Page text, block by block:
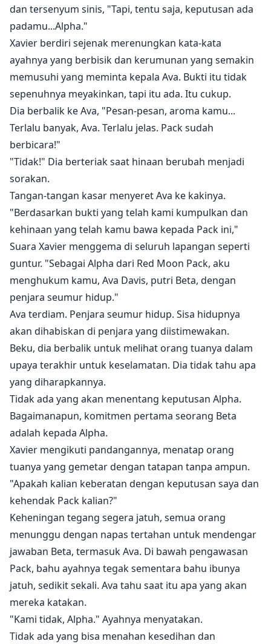
dan tersenyum sinis, "Tapi, tentu saja, keputusan ada
padamu...Alpha."
Xavier berdiri sejenak merenungkan kata-kata
ayahnya yang berbisik dan kerumunan yang semakin
memusuhi yang meminta kepala Ava. Bukti itu tidak
sepenuhnya meyakinkan, tapi itu ada. Itu cukup.
Dia berbalik ke Ava, "Pesan-pesan, aroma kamu...
Terlalu banyak, Ava. Terlalu jelas. Pack sudah
berbicara!"
"Tidak!" Dia berteriak saat hinaan berubah menjadi
sorakan.
Tangan-tangan kasar menyeret Ava ke kakinya.
"Berdasarkan bukti yang telah kami kumpulkan dan
kehinaan yang telah kamu bawa kepada Pack ini,"
Suara Xavier menggema di seluruh lapangan seperti
guntur. "Sebagai Alpha dari Red Moon Pack, aku
menghukum kamu, Ava Davis, putri Beta, dengan
penjara seumur hidup."
Ava terdiam. Penjara seumur hidup. Sisa hidupnya
akan dihabiskan di penjara yang diistimewakan.
Beku, dia berbalik untuk melihat orang tuanya dalam
upaya terakhir untuk keselamatan. Dia tidak tahu apa
yang diharapkannya.
Tidak ada yang akan menentang keputusan Alpha.
Bagaimanapun, komitmen pertama seorang Beta
adalah kepada Alpha.
Xavier mengikuti pandangannya, menatap orang
tuanya yang gemetar dengan tatapan tanpa ampun.
"Apakah kalian keberatan dengan keputusan saya dan
kehendak Pack kalian?"
Keheningan tegang segera jatuh, semua orang
menunggu dengan napas tertahan untuk mendengar
jawaban Beta, termasuk Ava. Di bawah pengawasan
Pack, bahu ayahnya tegak sementara bahu ibunya
jatuh, sedikit sekali. Ava tahu saat itu apa yang akan
mereka katakan.
"Kami tidak, Alpha." Ayahnya menyatakan.
Tidak ada yang bisa menahan kesedihan dan